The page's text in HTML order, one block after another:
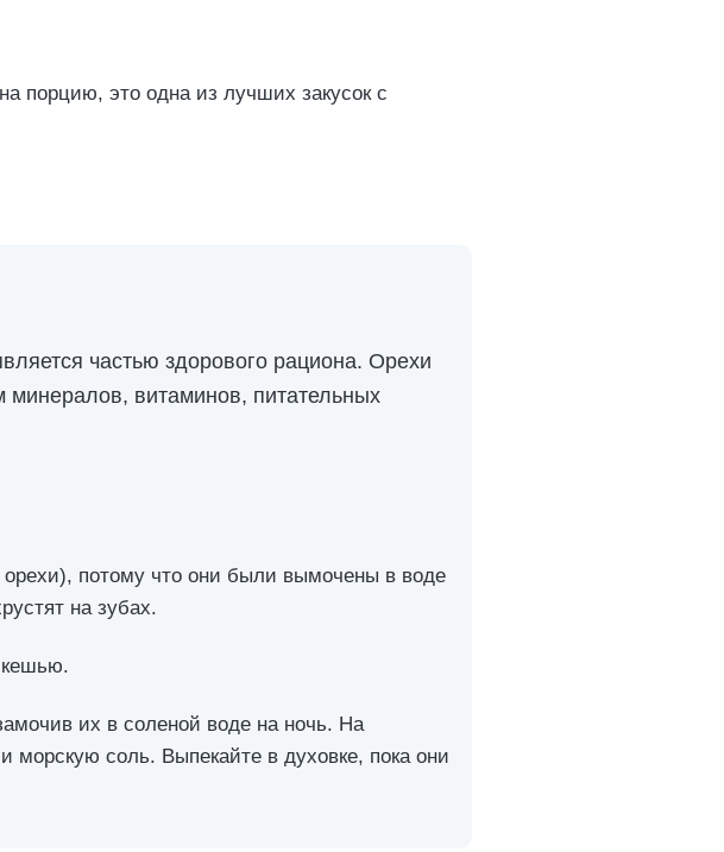
порцию, это одна из лучших закусок с
частью здорового рациона. Орехи
витаминов, питательных
потому что они были вымочены в воде
на зубах.
кешью.
их в соленой воде на ночь. На
соль. Выпекайте в духовке, пока они